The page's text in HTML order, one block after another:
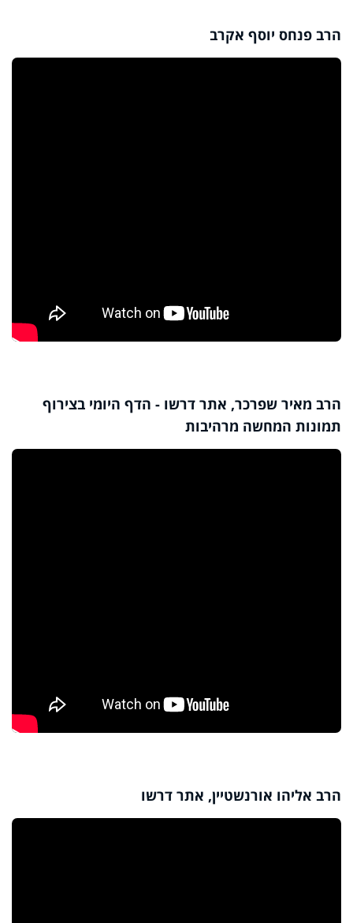
הרב פנחס יוסף אקרב
הרב מאיר שפרכר, אתר דרשו - הדף היומי בצירוף
תמונות המחשה מרהיבות
הרב אליהו אורנשטיין, אתר דרשו